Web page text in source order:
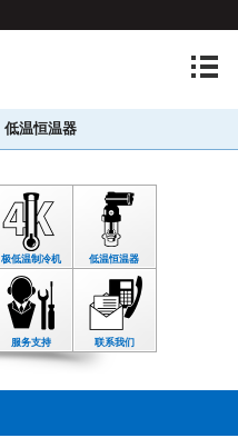
低温恒温器
极低温制冷机 低温恒温器
服务支持 联系我们